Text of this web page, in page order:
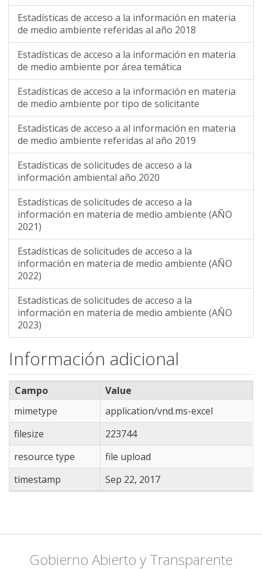
Estadísticas de acceso a la información en materia
de medio ambiente referidas al año 2018
Estadísticas de acceso a la información en materia
de medio ambiente por área temática
Estadísticas de acceso a la información en materia
de medio ambiente por tipo de solicitante
Estadísticas de acceso a al información en materia
de medio ambiente referidas al año 2019
Estadísticas de solicitudes de acceso a la
información ambiental año 2020
Estadísticas de solicitudes de acceso a la
información en materia de medio ambiente (AÑO
2021)
Estadísticas de solicitudes de acceso a la
información en materia de medio ambiente (AÑO
2022)
Estadísticas de solicitudes de acceso a la
información en materia de medio ambiente (AÑO
2023)
Información adicional
Campo
Value
mimetype
application/vnd.ms-excel
filesize
223744
resource type
file upload
timestamp
Sep 22, 2017
Gobierno Abierto y Transparente